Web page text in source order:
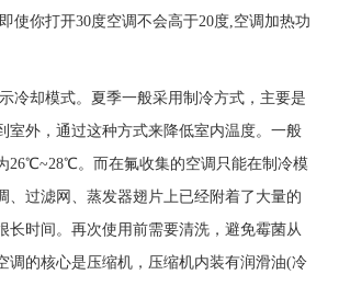
使你打开30度空调不会高于20度,空调加热功
冷却模式。夏季一般采用制冷方式，主要是
室外，通过这种方式来降低室内温度。一般
26℃~28℃。而在氟收集的空调只能在制冷模
、过滤网、蒸发器翅片上已经附着了大量的
长时间。再次使用前需要清洗，避免霉菌从
调的核心是压缩机，压缩机内装有润滑油(冷